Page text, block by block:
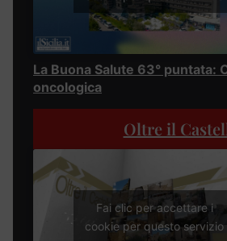
La Buona Salute 63° puntata:
oncologica
Oltre il
Fai clic per accettare i
cookie per questo servizio